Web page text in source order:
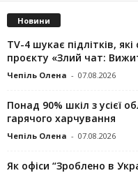
Новини
TV-4 шукає підлітків,
проєкту «Злий чат:
Чепіль Олена - 07.08.2026
Понад 90% шкіл з усієї
гарячого харчування
Чепіль Олена - 07.08.2026
Як офіси “Зроблено в